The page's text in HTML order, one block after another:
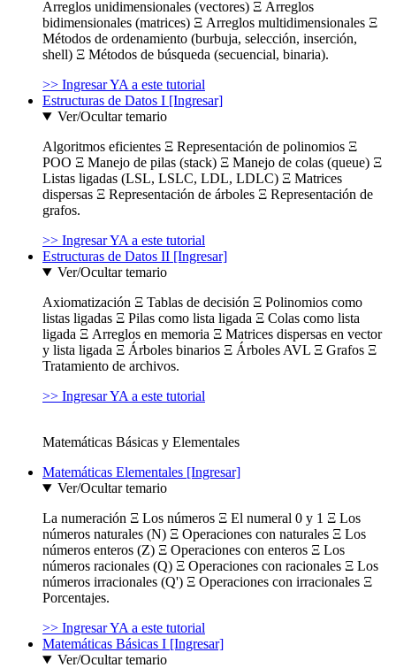
Arreglos unidimensionales (vectores) Ξ Arreglos
bidimensionales (matrices) Ξ Arreglos multidimensionales Ξ
Métodos de ordenamiento (burbuja, selección, inserción,
shell) Ξ Métodos de búsqueda (secuencial, binaria).
>> Ingresar YA a este tutorial
Estructuras de Datos I [Ingresar]
Ver/Ocultar temario
Algoritmos eficientes Ξ Representación de polinomios Ξ
POO Ξ Manejo de pilas (stack) Ξ Manejo de colas (queue) Ξ
Listas ligadas (LSL, LSLC, LDL, LDLC) Ξ Matrices
dispersas Ξ Representación de árboles Ξ Representación de
grafos.
>> Ingresar YA a este tutorial
Estructuras de Datos II [Ingresar]
Ver/Ocultar temario
Axiomatización Ξ Tablas de decisión Ξ Polinomios como
listas ligadas Ξ Pilas como lista ligada Ξ Colas como lista
ligada Ξ Arreglos en memoria Ξ Matrices dispersas en vector
y lista ligada Ξ Árboles binarios Ξ Árboles AVL Ξ Grafos Ξ
Tratamiento de archivos.
>> Ingresar YA a este tutorial
Matemáticas Básicas y Elementales
Matemáticas Elementales [Ingresar]
Ver/Ocultar temario
La numeración Ξ Los números Ξ El numeral 0 y 1 Ξ Los
números naturales (N) Ξ Operaciones con naturales Ξ Los
números enteros (Z) Ξ Operaciones con enteros Ξ Los
números racionales (Q) Ξ Operaciones con racionales Ξ Los
números irracionales (Q') Ξ Operaciones con irracionales Ξ
Porcentajes.
>> Ingresar YA a este tutorial
Matemáticas Básicas I [Ingresar]
Ver/Ocultar temario